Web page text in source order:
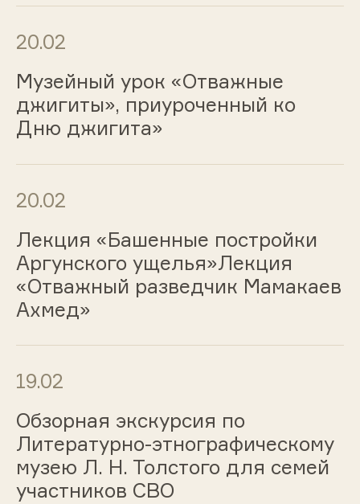
20.02
Музейный урок «Отважные
джигиты», приуроченный ко
Дню джигита»
20.02
Лекция «Башенные постройки
Аргунского ущелья»Лекция
«Отважный разведчик Мамакаев
Ахмед»
19.02
Обзорная экскурсия по
Литературно-этнографическому
музею Л. Н. Толстого для семей
участников СВО